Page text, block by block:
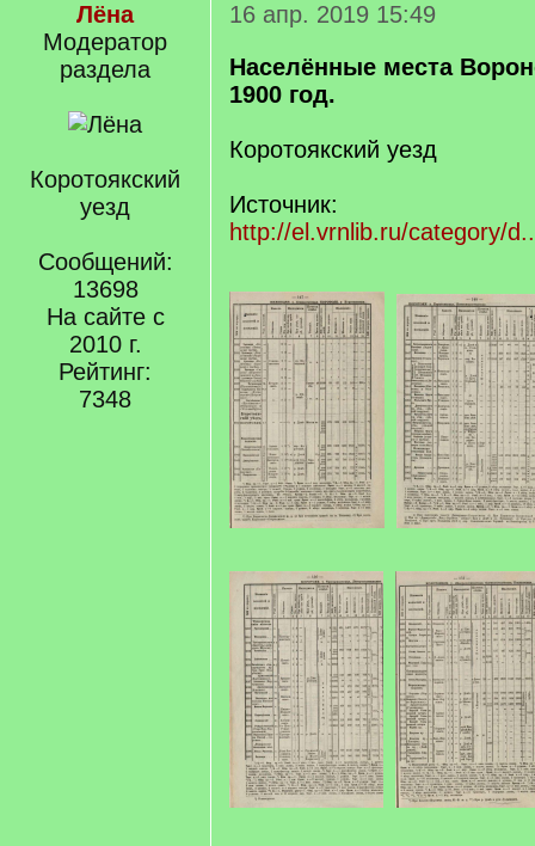
Лёна
Модератор
раздела
Коротоякский
уезд
Сообщений:
13698
На сайте с
2010 г.
Рейтинг:
7348
16 апр. 2019 15:49
Населённые места
1900 год.
Коротоякский уезд
Источник:
http://el.vrnlib.ru/category/